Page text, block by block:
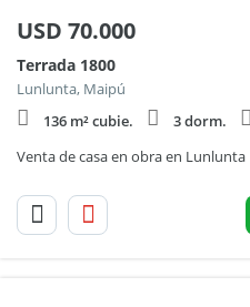
USD 70.000
Terrada 1800
Lunlunta, Maipú
136 m² cubie.
3 dorm.
Venta de casa en obra en Lunlunta